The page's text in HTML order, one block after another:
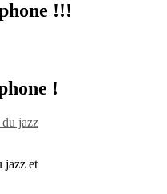
!!!
!
jazz et